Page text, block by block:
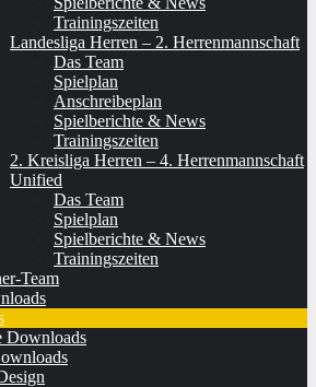
Trainingszeiten
Landesliga Herren – 2. Herrenmannschaft
Das Team
Spielplan
Anschreibeplan
Spielberichte & News
Trainingszeiten
2. Kreisliga Herren – 4. Herrenmannschaft
Unified
Das Team
Spielplan
Spielberichte & News
Trainingszeiten
Team
Downloads